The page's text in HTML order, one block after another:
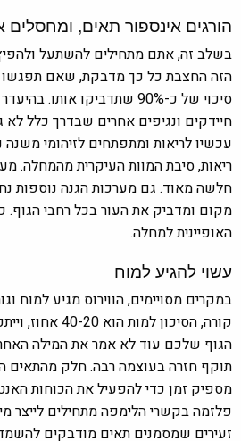
הורגים אינספור תאים, ומחסלים
בשלב זה, אתם מתחילים להשתעל ולהפיץ
הזה החצבת כל כך מדבקת, שאם תפגשו
סיכוי של כ-90% שתדביקו אותו.
חיידקים ונגיפים אחרים שבדרך כלל לא
עכשיו לריאות ומתפתחים לזיהומי משנה
ריאות, סיבת המוות העיקרית מהמחלה.
חלשה מאוד. גם מערכות הגנה נוספות
מקום ומדביק את העור בכל רחבי הגוף.
האופיינית למחלה.
עשוי להגיע למוח
במקרים מסויימים, הווירוס מגיע למוח
קורה, הסיכון למות
הגוף שלכם עוד לא אמר את המילה
תוקף חזרה בעוצמה רבה. חלק מהתאים
מספיק זמן כדי להפעיל את הכוחות
פלזמה בקשרי הלימפה מתחילים לייצר
זעירים שמסמנים תאים מודבקים